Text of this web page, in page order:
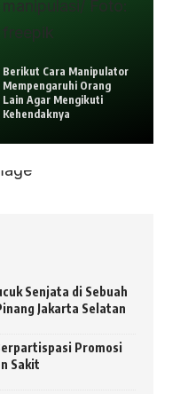
Berikut Cara Manipulator
Mempengaruhi Orang
Lain Agar Mengikuti
Kehendaknya
Senjata di Sebuah
Jakarta Selatan
Promosi
Sakit